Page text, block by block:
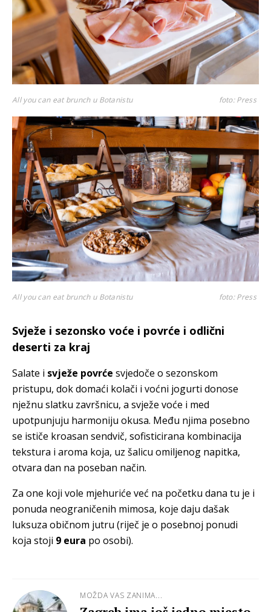
All you can eat brunch u Botanistu foto: Press
All you can eat brunch u Botanistu foto: Press
Svježe i sezonsko voće i povrće i odlični
deserti za kraj
Salate i svježe povrće svjedoče o sezonskom
pristupu, dok domaći kolači i voćni jogurti donose
nježnu slatku završnicu, a svježe voće i med
upotpunjuju harmoniju okusa. Među njima posebno
se ističe kroasan sendvič, sofisticirana kombinacija
tekstura i aroma koja, uz šalicu omiljenog napitka,
otvara dan na poseban način.
Za one koji vole mjehuriće već na početku dana tu je i
ponuda neograničenih mimosa, koje daju dašak
luksuza običnom jutru (riječ je o posebnoj ponudi
koja stoji 9 eura po osobi).
MOŽDA VAS ZANIMA...